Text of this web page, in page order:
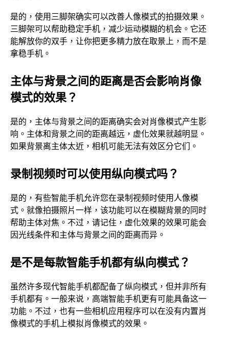
是的，使用三脚架确实可以改善人像模式的拍摄效果。
三脚架可以帮助稳定手机，减少运动模糊的机会。它还
能解放你的双手，让你把更多精力放在取景上，而不是
拿稳手机。
主体与背景之间的距离是否会影响肖像
模式的效果？
是的，主体与背景之间的距离确实会对肖像模式产生影
响。主体和背景之间的距离越远，虚化效果就越明显。
如果背景离主体太近，相机可能无法有效区分它们。
录制视频时可以使用纵向模式吗？
是的，有些智能手机允许您在录制视频时使用人像模
式。就像拍摄照片一样，该功能可以在模糊背景的同时
帮助主体对焦。不过，请记住，虚化效果的效果可能会
因光线条件和主体与背景之间的距离而异。
是不是每款智能手机都有纵向模式？
虽然许多现代智能手机都配备了纵向模式，但并非所有
手机都有。一般来说，高端智能手机更有可能具备这一
功能。不过，也有一些相机应用程序可以在没有内置肖
像模式的手机上模拟肖像模式的效果。